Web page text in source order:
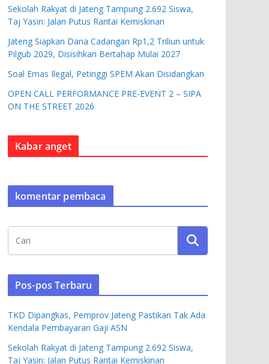
Sekolah Rakyat di Jateng Tampung 2.692 Siswa,
Taj Yasin: Jalan Putus Rantai Kemiskinan
Jateng Siapkan Dana Cadangan Rp1,2 Triliun untuk
Pilgub 2029, Disisihkan Bertahap Mulai 2027
Soal Emas Ilegal, Petinggi SPEM Akan Disidangkan
OPEN CALL PERFORMANCE PRE-EVENT 2 – SIPA
ON THE STREET 2026
Kabar anget
komentar pembaca
Pos-pos Terbaru
TKD Dipangkas, Pemprov Jateng Pastikan Tak Ada
Kendala Pembayaran Gaji ASN
Sekolah Rakyat di Jateng Tampung 2.692 Siswa,
Taj Yasin: Jalan Putus Rantai Kemiskinan